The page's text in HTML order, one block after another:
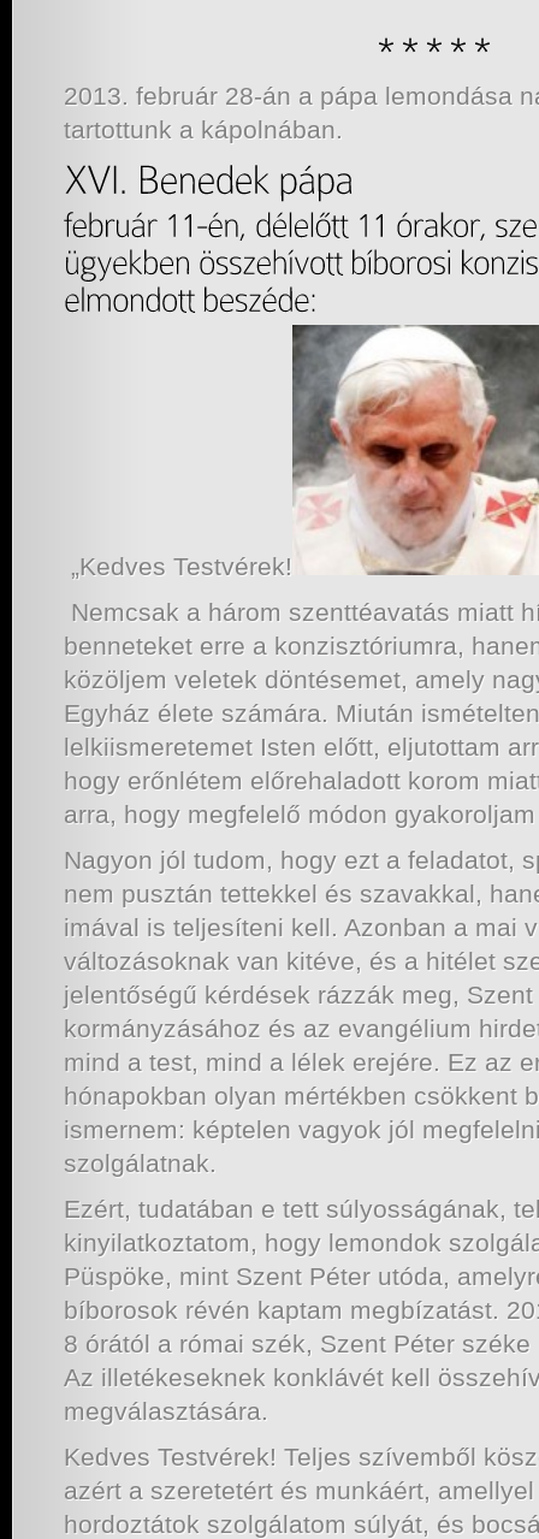
2013. február 28-án a pápa lemondása
tartottunk a kápolnában.
„Kedves Testvérek!
Nemcsak a három szenttéavatás miatt
benneteket erre a konzisztóriumra,
közöljem veletek döntésemet, amely
Egyház élete számára. Miután
lelkiismeretemet Isten előtt, eljutottam
hogy erőnlétem előrehaladott korom
arra, hogy megfelelő módon
Nagyon jól tudom, hogy ezt a feladatot,
nem pusztán tettekkel és szavakkal,
imával is teljesíteni kell. Azonban a mai
változásoknak van kitéve, és a hitélet
jelentőségű kérdések rázzák meg,
kormányzásához és az evangélium
mind a test, mind a lélek erejére. Ez az
hónapokban olyan mértékben csökkent
ismernem: képtelen vagyok jól
szolgálatnak.
Ezért, tudatában e tett súlyosságának,
kinyilatkoztatom, hogy lemondok
Püspöke, mint Szent Péter utóda,
bíborosok révén kaptam megbízatást.
8 órától a római szék, Szent Péter
Az illetékeseknek konklávét kell
megválasztására.
Kedves Testvérek! Teljes szívemből
azért a szeretetért és munkáért,
hordoztátok szolgálatom súlyát, és